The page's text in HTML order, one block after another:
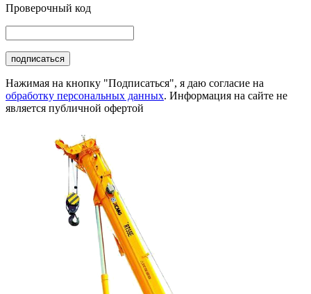
Проверочный код
подписаться
Нажимая на кнопку "Подписаться", я даю согласие на
обработку персональных данных. Информация на сайте не
является публичной офертой